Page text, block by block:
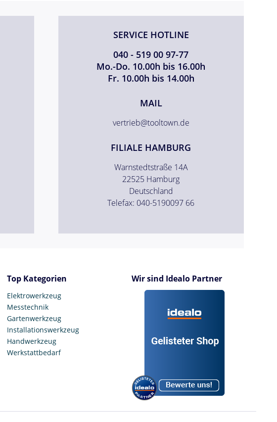
SERVICE HOTLINE
040 - 519 00 97-77
Mo.-Do. 10.00h bis 16.00h
Fr. 10.00h bis 14.00h
MAIL
vertrieb@tooltown.de
FILIALE HAMBURG
Warnstedtstraße 14A
22525 Hamburg
Deutschland
Telefax: 040-5190097 66
Top Kategorien
Elektrowerkzeug
Messtechnik
Gartenwerkzeug
Installationswerkzeug
Handwerkzeug
Werkstattbedarf
Wir sind Idealo Partner